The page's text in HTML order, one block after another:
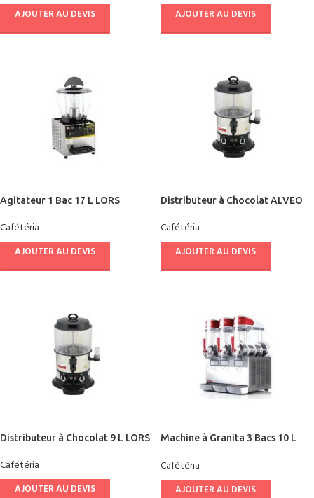
AJOUTER AU DEVIS AJOUTER AU DEVIS
Agitateur 1 Bac 17 L LORS
Cafétéria
AJOUTER AU DEVIS
Distributeur à Chocolat ALVEO
Cafétéria
AJOUTER AU DEVIS
Distributeur à Chocolat 9 L LORS
Cafétéria
AJOUTER AU DEVIS
Machine à Granita 3 Bacs 10 L
Cafétéria
AJOUTER AU DEVIS